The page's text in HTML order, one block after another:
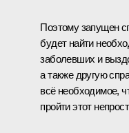
Поэтому запущен
будет найти
заболевших и
а также другую
всё необходимое,
пройти этот